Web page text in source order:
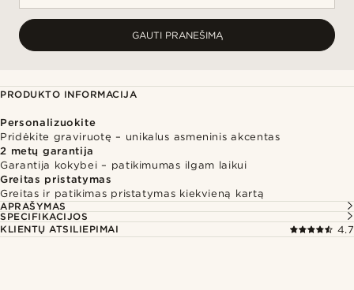
GAUTI PRANEŠIMĄ
PRODUKTO INFORMACIJA
Personalizuokite
Pridėkite graviruotę – unikalus asmeninis akcentas
2 metų garantija
Garantija kokybei – patikimumas ilgam laikui
Greitas pristatymas
Greitas ir patikimas pristatymas kiekvieną kartą
APRAŠYMAS
SPECIFIKACIJOS
KLIENTŲ ATSILIEPIMAI
4.7